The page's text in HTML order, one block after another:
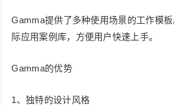
Gamma提供了多种使用场景的工作模
际应用案例库，方便用户快速上手。
Gamma的优势
1、独特的设计风格